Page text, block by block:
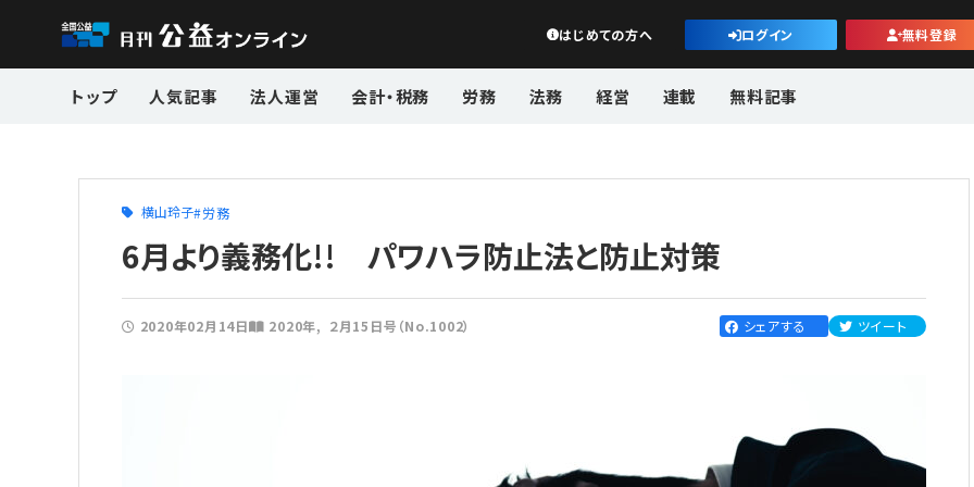
公益・一般法人オンライン
はじめての方へ ログイン 無料登録
トップ 人気記事 法人運営 会計・税務 労務 法務 経営 連載 無料記事
横山玲子 労務
6月より義務化!! パワハラ防止法と防止対策
2020年02月14日 2020年 ２月15日号（No.1002） シェアする ツイート